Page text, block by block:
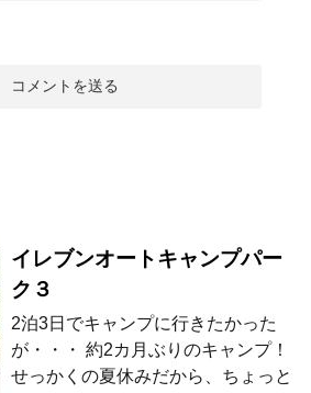
イレブンオートキャンプパー
ク３
2泊3日でキャンプに行きたかった
が・・・ 約2カ月ぶりのキャンプ！
せっかくの夏休みだから、ちょっと